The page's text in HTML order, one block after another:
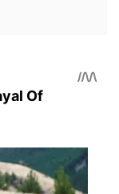
Of